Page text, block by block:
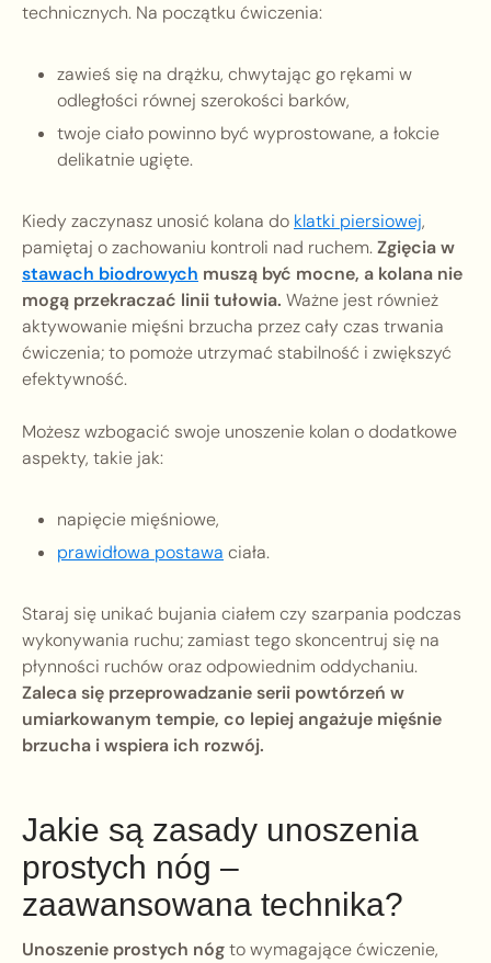
technicznych. Na początku ćwiczenia:
zawieś się na drążku, chwytając go rękami w
odległości równej szerokości barków,
twoje ciało powinno być wyprostowane, a łokcie
delikatnie ugięte.
Kiedy zaczynasz unosić kolana do klatki piersiowej,
pamiętaj o zachowaniu kontroli nad ruchem.Zgięcia w
stawach biodrowych muszą być mocne, a kolana nie
mogą przekraczać linii tułowia. Ważne jest również
aktywowanie mięśni brzucha przez cały czas trwania
ćwiczenia; to pomoże utrzymać stabilność i zwiększyć
efektywność.
Możesz wzbogacić swoje unoszenie kolan o dodatkowe
aspekty, takie jak:
napięcie mięśniowe,
prawidłowa postawa ciała.
Staraj się unikać bujania ciałem czy szarpania podczas
wykonywania ruchu; zamiast tego skoncentruj się na
płynności ruchów oraz odpowiednim oddychaniu.
Zaleca się przeprowadzanie serii powtórzeń w
umiarkowanym tempie, co lepiej angażuje mięśnie
brzucha i wspiera ich rozwój.
Jakie są zasady unoszenia
prostych nóg –
zaawansowana technika?
Unoszenie prostych nógto wymagające ćwiczenie,